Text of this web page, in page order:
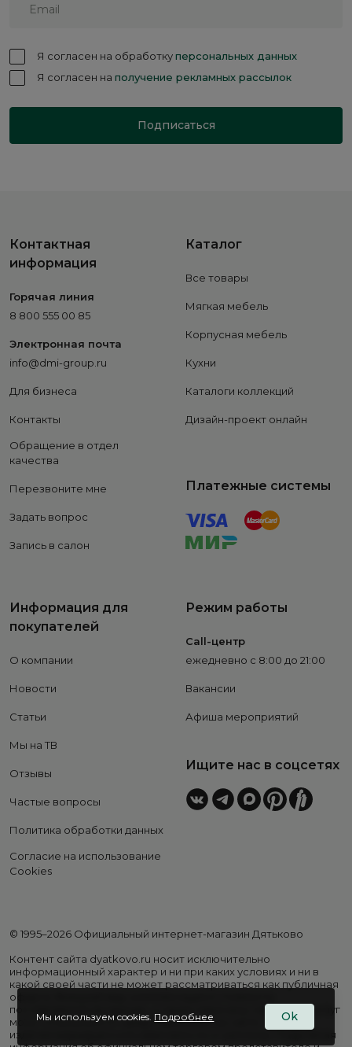
Я согласен на обработкуперсональных данных
Я согласен на получение рекламных рассылок
Подписаться
Контактная
информация
Горячая линия
8 800 555 00 85
Электронная почта
info@dmi-group.ru
Для бизнеса
Контакты
Обращение в отдел
качества
Перезвоните мне
Задать вопрос
Запись в салон
Каталог
Все товары
Мягкая мебель
Корпусная мебель
Кухни
Каталоги коллекций
Дизайн-проект онлайн
Платежные системы
Информация для
покупателей
О компании
Новости
Статьи
Мы на ТВ
Отзывы
Частые вопросы
Политика обработки данных
Согласие на использование
Cookies
Режим работы
Call-центр
ежедневно с 8:00 до 21:00
Вакансии
Афиша мероприятий
Ищите нас в соцсетях
© 1995–2026 Официальный интернет-магазин Дятьково
Контент сайта dyatkovo.ru носит исключительно
информационный характер и ни при каких условиях и ни в
какой своей части не может рассматриваться как публичная
оферта. Внешний вид, комплектация и стоимость
поставляемой продукции, а также перечень сервисных услуг
могут отличаться от представленных на сайте. Цены на
изделия варьируются в зависимости от региона. Подробная
Мы используем cookies. Подробнее Ok